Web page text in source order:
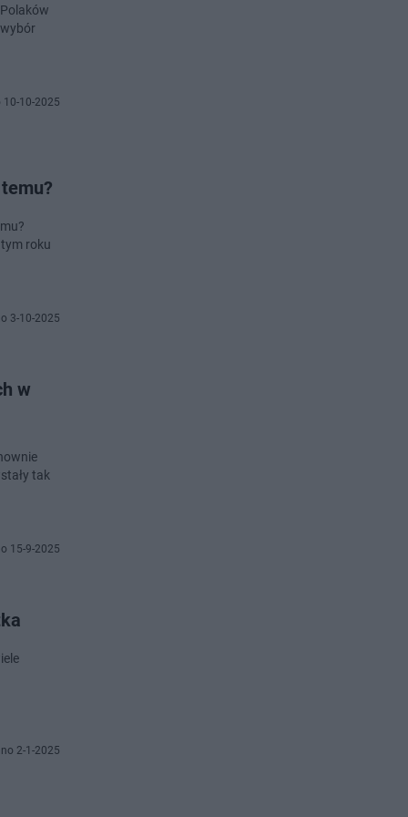
10-10-2025
roku
3-10-2025
w
tak
15-9-2025
2-1-2025